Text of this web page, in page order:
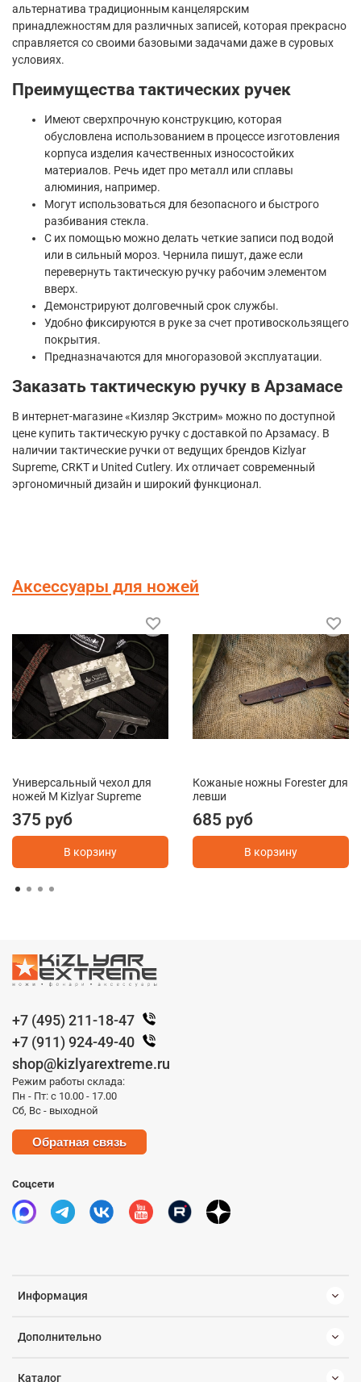
альтернатива традиционным канцелярским
принадлежностям для различных записей, которая прекрасно
справляется со своими базовыми задачами даже в суровых
условиях.
Преимущества тактических ручек
Имеют сверхпрочную конструкцию, которая
обусловлена использованием в процессе изготовления
корпуса изделия качественных износостойких
материалов. Речь идет про металл или сплавы
алюминия, например.
Могут использоваться для безопасного и быстрого
разбивания стекла.
С их помощью можно делать четкие записи под водой
или в сильный мороз. Чернила пишут, даже если
перевернуть тактическую ручку рабочим элементом
вверх.
Демонстрируют долговечный срок службы.
Удобно фиксируются в руке за счет противоскользящего
покрытия.
Предназначаются для многоразовой эксплуатации.
Заказать тактическую ручку в Арзамасе
В интернет-магазине «Кизляр Экстрим» можно по доступной
цене купить тактическую ручку с доставкой по Арзамасу. В
наличии тактические ручки от ведущих брендов Kizlyar
Supreme, CRKT и United Cutlery. Их отличает современный
эргономичный дизайн и широкий функционал.
Аксессуары для ножей
Универсальный чехол для
ножей M Kizlyar Supreme
375 руб
В корзину
Кожаные ножны Forester для
левши
685 руб
В корзину
Информация
Дополнительно
Каталог
+7 (495) 211-18-47
+7 (911) 924-49-40
shop@kizlyarextreme.ru
Режим работы склада:
Пн - Пт: с 10.00 - 17.00
Сб, Вс - выходной
Обратная связь
Соцсети